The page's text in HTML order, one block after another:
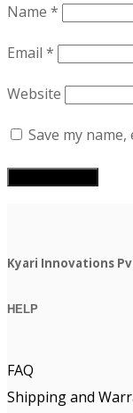
Name *
Email *
Website
Save my
Kyari Innovations
HELP
FAQ
Shipping and